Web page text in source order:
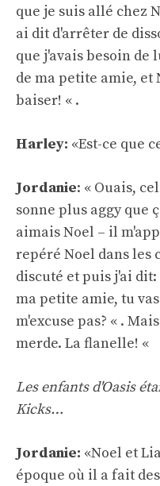
que je suis allé chez
ai dit d'arrêter de
que j'avais besoin de
de ma petite amie, et
baiser! « .
Harley: «Est-ce que
Jordanie: « Ouais,
sonne plus aggy que
aimais Noel – il
repéré Noel dans les
discuté et puis j'ai
ma petite amie, tu
m'excuse pas? « .
merde. La flanelle! «
Les enfants d'Oasis
Kicks…
Jordanie: «Noel et
époque où il a fait